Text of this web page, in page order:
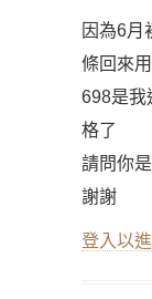
因為6月
條回來
698是我
格了
請問你
謝謝
登入以